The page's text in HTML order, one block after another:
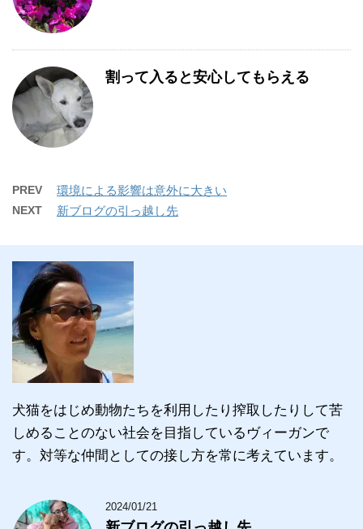
割って入ると安心してもらえる
PREV 環境による影響は意外に大きい
NEXT 新ブログの引っ越し先
犬猫をはじめ動物たちを利用したり搾取したりして苦
しめることのない社会を目指しているヴィーガンで
す。対等な仲間としての接し方を常に考えています。
2024/01/21